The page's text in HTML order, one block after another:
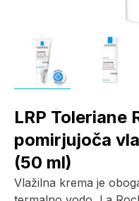
LRP Toleriane
pomirjujoča
(50 ml)
Vlažilna krema je